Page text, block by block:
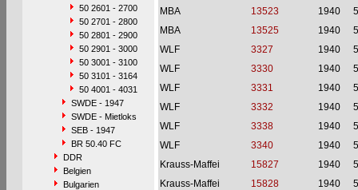
50 2601 - 2700
50 2701 - 2800
50 2801 - 2900
50 2901 - 3000
50 3001 - 3100
50 3101 - 3164
50 4001 - 4031
SWDE - 1947
SWDE - Mietloks
SEB - 1947
BR 50.40 FC
DDR
Belgien
Bulgarien
MBA
13523 1940
MBA
13525 1940
WLF
3327 1940
WLF
3330 1940
WLF
3331 1940
WLF
3332 1940
WLF
3338 1940
WLF
3340 1940
Krauss-Maffei
15827 1940
Krauss-Maffei
15828 1940